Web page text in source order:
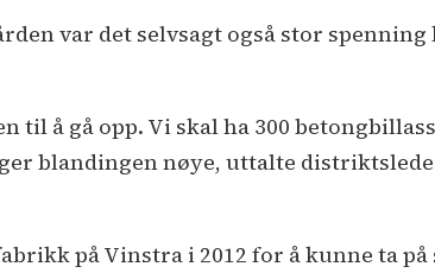
var det selvsagt også stor
å gå opp. Vi skal ha 300
blandingen nøye, uttalte
på Vinstra i 2012 for å kunne ta